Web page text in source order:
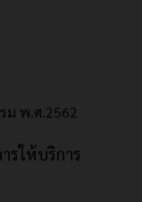
ม พ.ศ.2562
รให้บริการ